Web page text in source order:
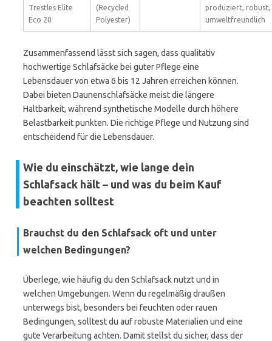
Trestles Elite
Eco 20
(Recycled
Polyester)
produziert, robust,
umweltfreundlich
Zusammenfassend lässt sich sagen, dass qualitativ
hochwertige Schlafsäcke bei guter Pflege eine
Lebensdauer von etwa 6 bis 12 Jahren erreichen können.
Dabei bieten Daunenschlafsäcke meist die längere
Haltbarkeit, während synthetische Modelle durch höhere
Belastbarkeit punkten. Die richtige Pflege und Nutzung sind
entscheidend für die Lebensdauer.
Wie du einschätzt, wie lange dein
Schlafsack hält – und was du beim Kauf
beachten solltest
Brauchst du den Schlafsack oft und unter
welchen Bedingungen?
Überlege, wie häufig du den Schlafsack nutzt und in
welchen Umgebungen. Wenn du regelmäßig draußen
unterwegs bist, besonders bei feuchten oder rauen
Bedingungen, solltest du auf robuste Materialien und eine
gute Verarbeitung achten. Damit stellst du sicher, dass der